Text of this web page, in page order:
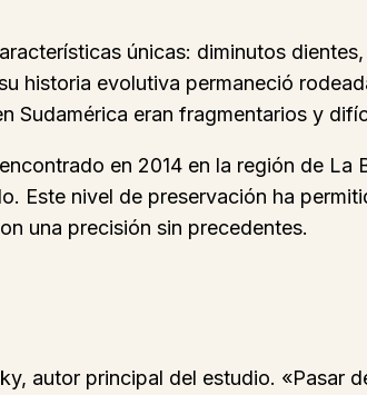
únicas: diminutos
historia evolutiva permaneció
Sudamérica eran fragmentarios y
en 2014 en la región de La
Este nivel de preservación ha
una precisión sin precedentes.
autor principal del estudio. «Pasar